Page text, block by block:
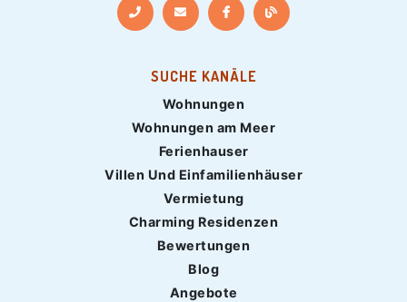
SUCHE KANÄLE
Wohnungen
Wohnungen am Meer
Ferienhauser
Villen Und Einfamilienhäuser
Vermietung
Charming Residenzen
Bewertungen
Blog
Angebote